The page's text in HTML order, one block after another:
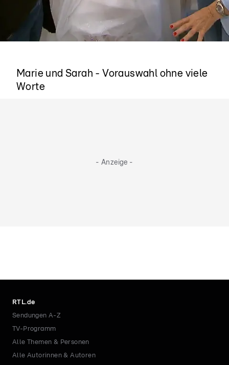
Marie und Sarah - Vorauswahl ohne viele
Worte
- Anzeige -
RTL.de
Sendungen A-Z
TV-Programm
Alle Themen & Personen
Alle Autorinnen & Autoren